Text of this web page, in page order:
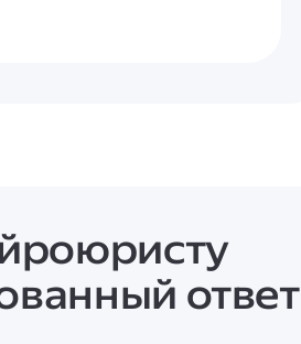
валютные и
ответ